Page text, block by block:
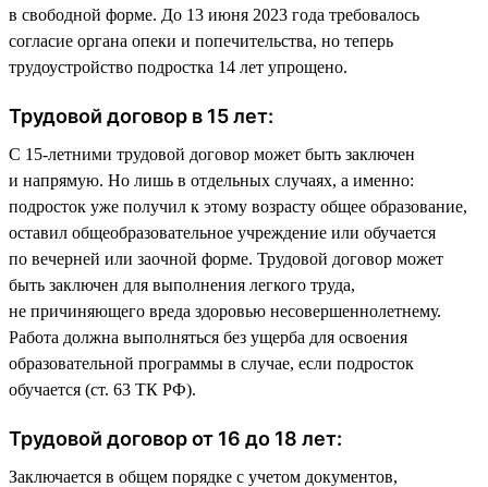
в свободной форме. До 13 июня 2023 года требовалось
согласие органа опеки и попечительства, но теперь
трудоустройство подростка 14 лет упрощено.
Трудовой договор в 15 лет:
С 15-летними трудовой договор может быть заключен
и напрямую. Но лишь в отдельных случаях, а именно:
подросток уже получил к этому возрасту общее образование,
оставил общеобразовательное учреждение или обучается
по вечерней или заочной форме. Трудовой договор может
быть заключен для выполнения легкого труда,
не причиняющего вреда здоровью несовершеннолетнему.
Работа должна выполняться без ущерба для освоения
образовательной программы в случае, если подросток
обучается (ст. 63 ТК РФ).
Трудовой договор от 16 до 18 лет:
Заключается в общем порядке с учетом документов,